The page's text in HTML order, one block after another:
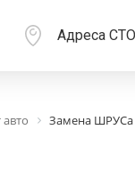
Адреса СТО
Замена ШРУСа